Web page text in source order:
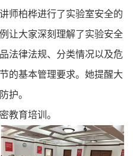
柏桦进行了实验室安全的
让大家深刻理解了实验安全
法律法规、分类情况以及危
的基本管理要求。她提醒大
护。
育培训。